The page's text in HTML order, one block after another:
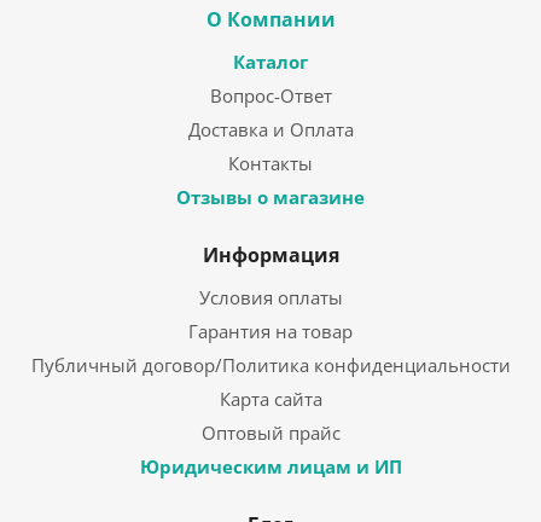
О Компании
Каталог
Вопрос-Ответ
Доставка и Оплата
Контакты
Отзывы о магазине
Информация
Условия оплаты
Гарантия на товар
Публичный договор/Политика конфиденциальности
Карта сайта
Оптовый прайс
Юридическим лицам и ИП